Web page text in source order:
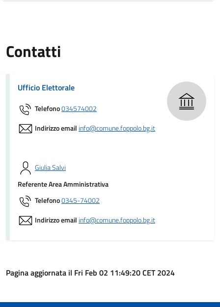
Contatti
Ufficio Elettorale
Telefono034574002
Indirizzo email info@comune.foppolo.bg.it
Giulia Salvi
Referente Area Amministrativa
Telefono0345-74002
Indirizzo email info@comune.foppolo.bg.it
Pagina aggiornata il Fri Feb 02 11:49:20 CET 2024